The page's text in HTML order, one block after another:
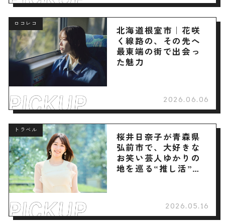
ロコレコ
北海道根室市｜花咲
く線路の、その先へ
最東端の街で出会っ
た魅力
2026.06.06
トラベル
桜井日奈子が青森県
弘前市で、大好きな
お笑い芸人ゆかりの
地を巡る“推し活”旅
2026.05.16